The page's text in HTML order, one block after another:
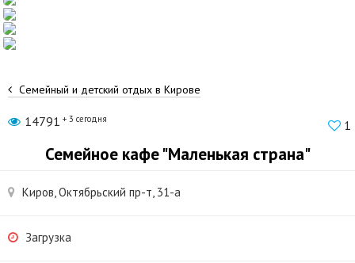
Семейный и детский отдых в Кирове
14791 + 3 сегодня 1
Семейное кафе "Маленькая страна"
Киров, Октябрьский пр-т, 31-а
Загрузка